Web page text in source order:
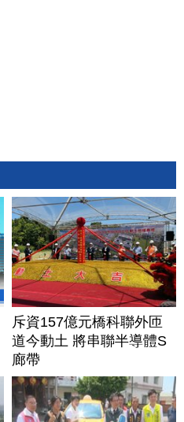
斥資157億元橋科聯外匝
道今動土 將串聯半導體S
廊帶